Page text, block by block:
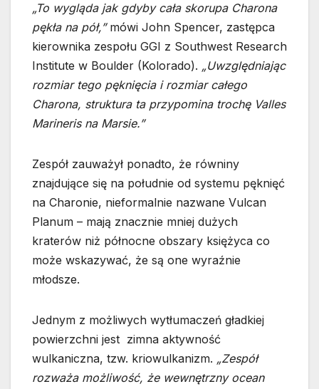
„To wygląda jak gdyby cała skorupa Charona
pękła na pół,”mówi John Spencer, zastępca
kierownika zespołu GGI z Southwest Research
Institute w Boulder (Kolorado). „Uwzględniając
rozmiar tego pęknięcia i rozmiar całego
Charona, struktura ta przypomina trochę Valles
Marineris na Marsie.”
Zespół zauważył ponadto, że równiny
znajdujące się na południe od systemu pęknięć
na Charonie, nieformalnie nazwane Vulcan
Planum – mają znacznie mniej dużych
kraterów niż północne obszary księżyca co
może wskazywać, że są one wyraźnie
młodsze.
Jednym z możliwych wytłumaczeń gładkiej
powierzchni jest zimna aktywność
wulkaniczna, tzw. kriowulkanizm. „Zespół
rozważa możliwość, że wewnętrzny ocean